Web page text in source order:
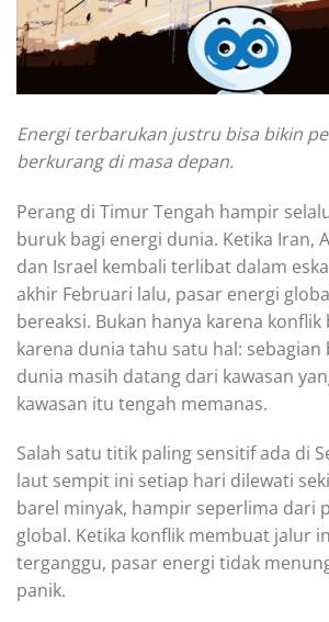
Energi terbarukan justru bisa bikin
berkurang di masa depan.
Perang di Timur Tengah hampir
buruk bagi energi dunia. Ketika Iran,
dan Israel kembali terlibat dalam
akhir Februari lalu, pasar energi
bereaksi. Bukan hanya karena
karena dunia tahu satu hal: sebagian
dunia masih datang dari kawasan
kawasan itu tengah memanas.
Salah satu titik paling sensitif ada di
laut sempit ini setiap hari dilewati
barel minyak, hampir seperlima dari
global. Ketika konflik membuat jalur
terganggu, pasar energi tidak
panik.